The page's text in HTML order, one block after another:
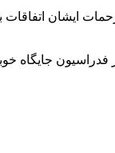
ایشان
جایگاه